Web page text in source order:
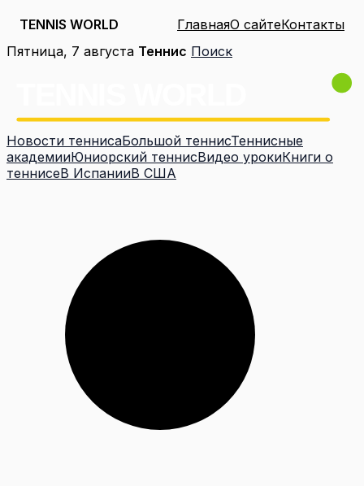
TENNIS WORLD ГлавнаяО сайтеКонтакты
Перейти
Пятница, 7 августа Теннис Поиск
Новости теннисаБольшой теннисТеннисные
академииЮниорский теннисВидео урокиКниги о
теннисеВ ИспанииВ США